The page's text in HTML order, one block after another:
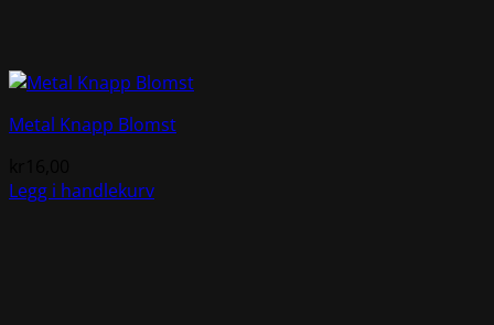
Metal Knapp Blomst
Legg i handlekurv